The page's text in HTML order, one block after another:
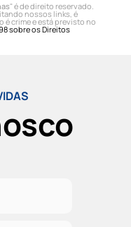
" é de direito reservado.
nossos links, é
é crime e está previsto no
sobre os Direitos